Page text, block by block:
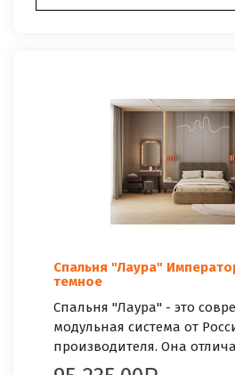
Спальня "Лаура"
темное
Спальня "Лаура" - это
модульная система от
производителя. Она